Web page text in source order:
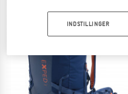
NOW UP TO
TO
INDSTILLINGER